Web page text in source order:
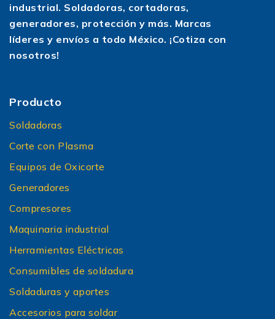
industrial. Soldadoras, cortadoras,
generadores, protección y más. Marcas
líderes y envíos a todo México. ¡Cotiza con
nosotros!
Producto
Soldadoras
Corte con Plasma
Equipos de Oxicorte
Generadores
Compresores
Maquinaria industrial
Herramientas Eléctricas
Consumibles de soldadura
Soldaduras y aportes
Accesorios para soldar